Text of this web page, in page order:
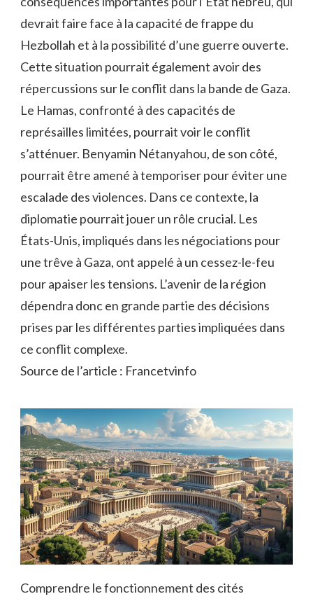
devrait faire face à la capacité de frappe du
Hezbollah et à la possibilité d’une guerre ouverte.
Cette situation pourrait également avoir des
répercussions sur le conflit dans la bande de Gaza.
Le Hamas, confronté à des capacités de
représailles limitées, pourrait voir le conflit
s’atténuer. Benyamin Nétanyahou, de son côté,
pourrait être amené à temporiser pour éviter une
escalade des violences. Dans ce contexte, la
diplomatie pourrait jouer un rôle crucial. Les
États-Unis, impliqués dans les négociations pour
une trêve à Gaza, ont appelé à un cessez-le-feu
pour apaiser les tensions. L’avenir de la région
dépendra donc en grande partie des décisions
prises par les différentes parties impliquées dans
ce conflit complexe.
Source de l’article : Francetvinfo
Comprendre le fonctionnement des cités